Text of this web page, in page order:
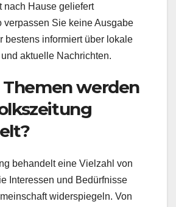
nach Hause geliefert
verpassen Sie keine Ausgabe
bestens informiert über lokale
aktuelle Nachrichten.
werden
behandelt eine Vielzahl von
Interessen und Bedürfnisse
widerspiegeln. Von